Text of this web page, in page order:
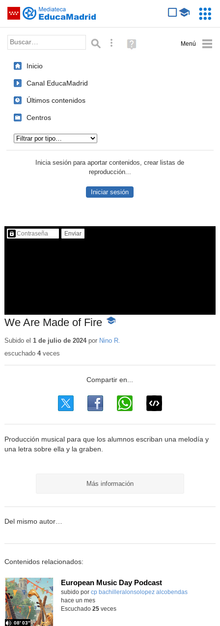
Saltar navegación
Palabra o frase: Búsqueda avanzada
Ayuda
(en
Inicio
Canal EducaMadrid
Últimos contenidos
Centros
Inicia sesión para aportar contenidos, crear listas de
reproducción...
Iniciar sesión
Contenido protegido…
We Are Made of Fire -
educativo
Subido el 1 de julio de 2024por Nino R.
escuchado 4veces
Producción musical para que los alumnos escriban una melodía y
una letra sobre ella y la graben.
Más información
Del mismo autor…
Contenidos relacionados:
European Music Day Podcast
Contenido educativo.
subido por cp bachilleralonsolopez alcobendas
08′ 03″
-
hace un mes
Escuchado 25veces